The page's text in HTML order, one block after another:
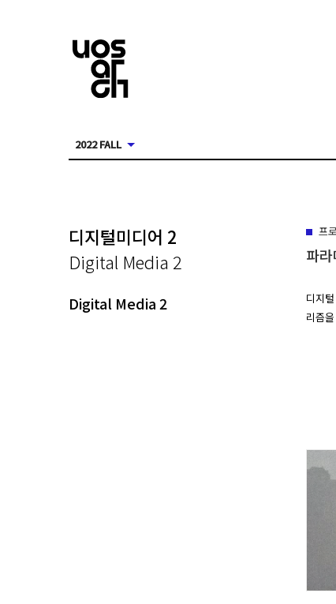
2022 FALL
디지털미디어 2
Digital Media 2
Digital Media 2
프
파
디지
리즘